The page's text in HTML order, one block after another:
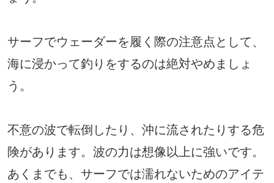
サーフでウェーダーを履く際の注意点として、
海に浸かって釣りをするのは絶対やめましょ
う。
不意の波で転倒したり、沖に流されたりする危
険があります。波の力は想像以上に強いです。
あくまでも、サーフでは濡れないためのアイテ